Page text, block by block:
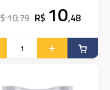
10,79 R$ 10,48